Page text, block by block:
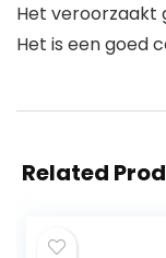
Het veroorzaakt
Het is een goed
Related